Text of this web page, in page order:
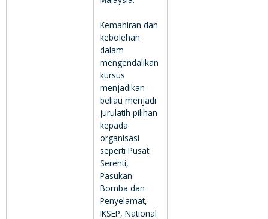
Kemahiran dan
kebolehan
dalam
mengendalikan
kursus
menjadikan
beliau menjadi
jurulatih pilihan
kepada
organisasi
seperti Pusat
Serenti,
Pasukan
Bomba dan
Penyelamat,
IKSEP, National